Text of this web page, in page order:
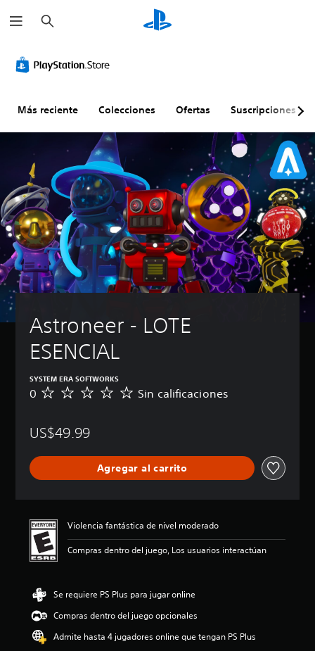
u
s
r
Más reciente Colecciones Ofertas Suscripciones
Astroneer - LOTE
ESENCIAL
SYSTEM ERA SOFTWORKS
S
c
i
a
c
o
s
0 Sin calificaciones
US$49.99
Agregar al carrito
Violencia fantástica de nivel moderado
Compras dentro del juego, Los usuarios interactúan
Se requiere PS Plus para jugar online
Compras dentro del juego opcionales
Admite hasta 4 jugadores online que tengan PS Plus